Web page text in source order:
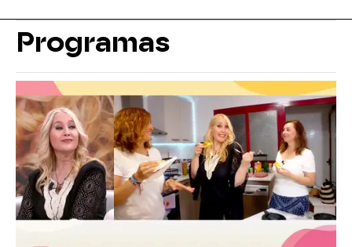
Programas